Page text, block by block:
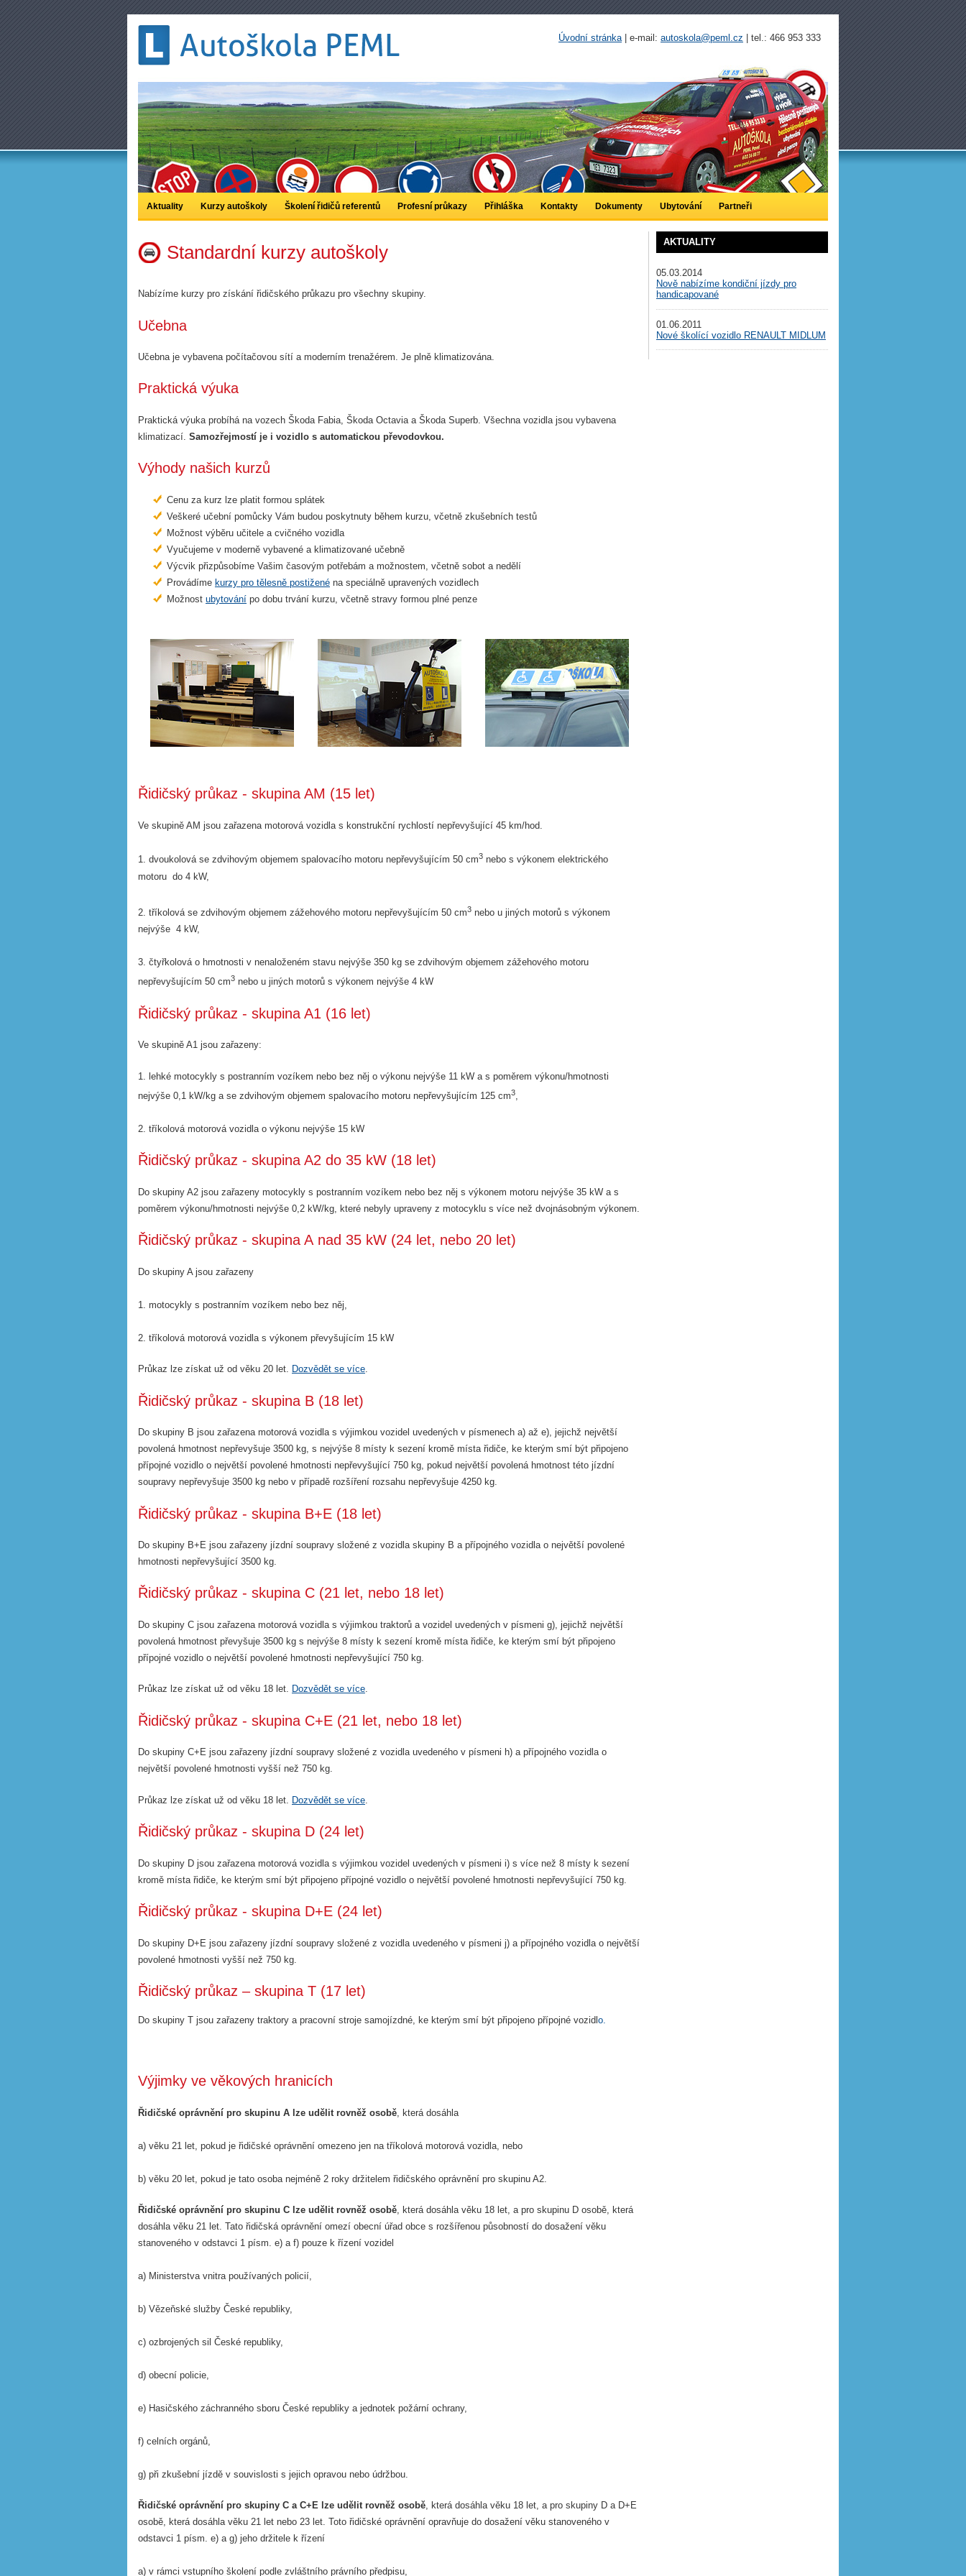
Standardní kurzy autoškoly
Nabízíme kurzy pro získání řidičského průkazu pro všechny skupiny.
Učebna
Učebna je vybavena počítačovou sítí a moderním trenažérem. Je plně klimatizována.
Praktická výuka
Praktická výuka probíhá na vozech Škoda Fabia, Škoda Octavia a Škoda Superb. Všechna vozidla jsou vybavena
klimatizací. Samozřejmostí je i vozidlo s automatickou převodovkou.
Výhody našich kurzů
Cenu za kurz lze platit formou splátek
Veškeré učební pomůcky Vám budou poskytnuty během kurzu, včetně zkušebních testů
Možnost výběru učitele a cvičného vozidla
Vyučujeme v moderně vybavené a klimatizované učebně
Výcvik přizpůsobíme Vašim časovým potřebám a možnostem, včetně sobot a nedělí
Provádíme kurzy pro tělesně postižené na speciálně upravených vozidlech
Možnost ubytování po dobu trvání kurzu, včetně stravy formou plné penze
Řidičský průkaz - skupina AM (15 let)
Ve skupině AM jsou zařazena motorová vozidla s konstrukční rychlostí nepřevyšující 45 km/hod.
1. dvoukolová se zdvihovým objemem spalovacího motoru nepřevyšujícím 50 cm3 nebo s výkonem elektrického
motoru do 4 kW,
2. tříkolová se zdvihovým objemem zážehového motoru nepřevyšujícím 50 cm3 nebo u jiných motorů s výkonem
nejvýše 4 kW,
3. čtyřkolová o hmotnosti v nenaloženém stavu nejvýše 350 kg se zdvihovým objemem zážehového motoru
nepřevyšujícím 50 cm3 nebo u jiných motorů s výkonem nejvýše 4 kW
Řidičský průkaz - skupina A1 (16 let)
Ve skupině A1 jsou zařazeny:
1. lehké motocykly s postranním vozíkem nebo bez něj o výkonu nejvýše 11 kW a s poměrem výkonu/hmotnosti
nejvýše 0,1 kW/kg a se zdvihovým objemem spalovacího motoru nepřevyšujícím 125 cm3
2. tříkolová motorová vozidla o výkonu nejvýše 15 kW
Řidičský průkaz - skupina A2 do 35 kW (18 let)
Do skupiny A2 jsou zařazeny motocykly s postranním vozíkem nebo bez něj s výkonem motoru nejvýše 35 kW a s
poměrem výkonu/hmotnosti nejvýše 0,2 kW/kg, které nebyly upraveny z motocyklu s více než dvojnásobným výkonem.
Řidičský průkaz - skupina A nad 35 kW (24 let, nebo 20 let)
Do skupiny A jsou zařazeny
1. motocykly s postranním vozíkem nebo bez něj,
2. tříkolová motorová vozidla s výkonem převyšujícím 15 kW
Průkaz lze získat už od věku 20 let. Dozvědět se více.
Řidičský průkaz - skupina B (18 let)
Do skupiny B jsou zařazena motorová vozidla s výjimkou vozidel uvedených v písmenech a) až e), jejichž největší
povolená hmotnost nepřevyšuje 3500 kg, s nejvýše 8 místy k sezení kromě místa řidiče, ke kterým smí být připojeno
přípojné vozidlo o největší povolené hmotnosti nepřevyšující 750 kg, pokud největší povolená hmotnost této jízdní
soupravy nepřevyšuje 3500 kg nebo v případě rozšíření rozsahu nepřevyšuje 4250 kg.
Řidičský průkaz - skupina B+E (18 let)
Do skupiny B+E jsou zařazeny jízdní soupravy složené z vozidla skupiny B a přípojného vozidla o největší povolené
hmotnosti nepřevyšující 3500 kg.
Řidičský průkaz - skupina C (21 let, nebo 18 let)
Do skupiny C jsou zařazena motorová vozidla s výjimkou traktorů a vozidel uvedených v písmeni g), jejichž největší
povolená hmotnost převyšuje 3500 kg s nejvýše 8 místy k sezení kromě místa řidiče, ke kterým smí být připojeno
přípojné vozidlo o největší povolené hmotnosti nepřevyšující 750 kg.
Průkaz lze získat už od věku 18 let. Dozvědět se více.
Řidičský průkaz - skupina C+E (21 let, nebo 18 let)
Do skupiny C+E jsou zařazeny jízdní soupravy složené z vozidla uvedeného v písmeni h) a přípojného vozidla o
největší povolené hmotnosti vyšší než 750 kg.
Průkaz lze získat už od věku 18 let. Dozvědět se více
Řidičský průkaz - skupina D (24 let)
Do skupiny D jsou zařazena motorová vozidla s výjimkou vozidel uvedených v písmeni i) s více než 8 místy k sezení
kromě místa řidiče, ke kterým smí být připojeno přípojné vozidlo o největší povolené hmotnosti nepřevyšující 750 kg.
Řidičský průkaz - skupina D+E (24 let)
Do skupiny D+E jsou zařazeny jízdní soupravy složené z vozidla uvedeného v písmeni j) a přípojného vozidla o největší
povolené hmotnosti vyšší než 750 kg.
Řidičský průkaz – skupina T (17 let)
Do skupiny T jsou zařazeny traktory a pracovní stroje samojízdné, ke kterým smí být připojeno přípojné vozidlo.
Výjimky ve věkových hranicích
Řidičské oprávnění pro skupinu A lze udělit rovněž osobě , která dosáhla
a) věku 21 let, pokud je řidičské oprávnění omezeno jen na tříkolová motorová vozidla, nebo
b) věku 20 let, pokud je tato osoba nejméně 2 roky držitelem řidičského oprávnění pro skupinu A2.
Řidičské oprávnění pro skupinu C lze udělit rovněž osobě, která dosáhla věku 18 let, a pro skupinu D osobě, která
dosáhla věku 21 let. Tato řidičská oprávnění omezí obecní úřad obce s rozšířenou působností do dosažení věku
stanoveného v odstavci 1 písm. e) a f) pouze k řízení vozidel
a) Ministerstva vnitra používaných policií,
b) Vězeňské služby České republiky,
c) ozbrojených sil České republiky,
d) obecní policie,
e) Hasičského záchranného sboru České republiky a jednotek požární ochrany,
f) celních orgánů,
g) při zkušební jízdě v souvislosti s jejich opravou nebo údržbou.
Řidičské oprávnění pro skupiny C a C+E lze udělit rovněž osobě, která dosáhla věku 18 let, a pro skupiny D a D+E
osobě, která dosáhla věku 21 let nebo 23 let. Toto řidičské oprávnění opravňuje do dosažení věku stanoveného v
odstavci 1 písm. e) a g) jeho držitele k řízení
a) v rámci vstupního školení podle zvláštního právního předpisu,
AKTUALITY
05.03.2014
Nově nabízíme kondiční jízdy pro
handicapované
01.06.2011
Nové školící vozidlo RENAULT MIDLUM
Úvodní stránka | e-mail: autoskola@peml.cz | tel.: 466 953 333
Aktuality Kurzy autoškoly Školení řidičů referentů Profesní průkazy Přihláška Kontakty Dokumenty Ubytování Partneři